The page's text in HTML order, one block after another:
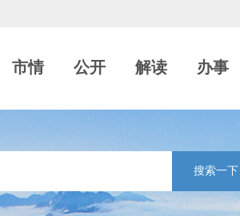
市情 公开 解读 办事
搜索一下